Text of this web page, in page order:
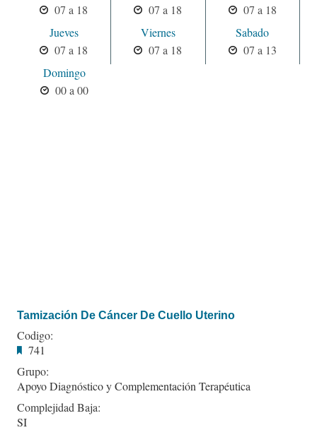
07 a 18
07 a 18
07 a 18
Jueves
07 a 18
Viernes
07 a 18
Sabado
07 a 13
Domingo
00 a 00
Tamización De Cáncer De Cuello Uterino
Codigo:
741
Grupo:
Apoyo Diagnóstico y Complementación Terapéutica
Complejidad Baja:
SI